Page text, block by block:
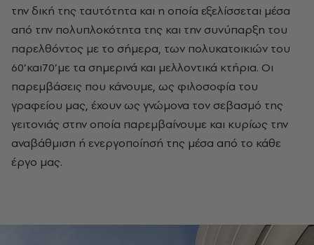
την δική της ταυτότητα και η οποία εξελίσσεται μέσα
από την πολυπλοκότητα της και την συνύπαρξη του
παρελθόντος με το σήμερα, των πολυκατοικιών του
60’και70’με τα σημερινά και μελλοντικά κτήρια. Οι
παρεμβάσεις που κάνουμε, ως φιλοσοφία του
γραφείου μας, έχουν ως γνώμονα τον σεβασμό της
γειτονιάς στην οποία παρεμβαίνουμε και κυρίως την
αναβάθμιση ή ενεργοποίησή της μέσα από το κάθε
έργο μας.